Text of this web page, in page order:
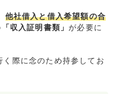
他社借入と借入希望額の合
「収入証明書類」が必要に
際に念のため持参してお